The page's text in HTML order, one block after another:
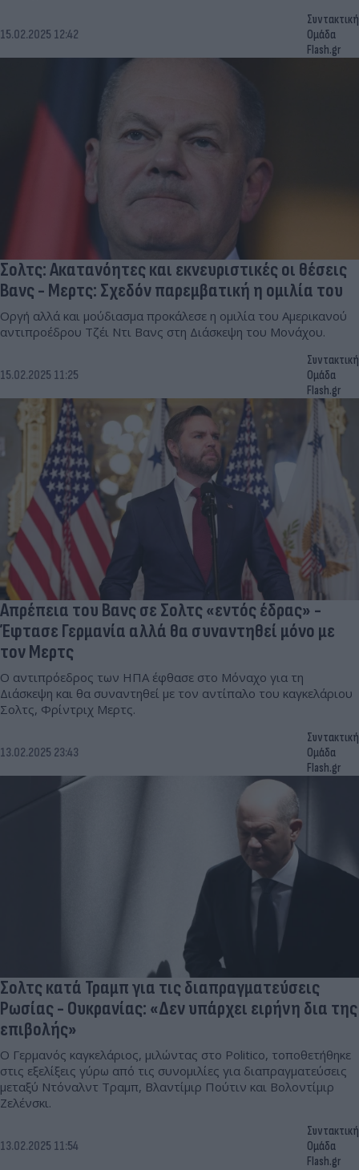
15.02.2025 12:42
Συντακτική
Ομάδα
Flash.gr
Σολτς: Ακατανόητες και εκνευριστικές οι θέσεις
Βανς - Μερτς: Σχεδόν παρεμβατική η ομιλία του
Οργή αλλά και μούδιασμα προκάλεσε η ομιλία του Αμερικανού
αντιπροέδρου Τζέι Ντι Βανς στη Διάσκεψη του Μονάχου.
15.02.2025 11:25
Συντακτική
Ομάδα
Flash.gr
Απρέπεια του Βανς σε Σολτς «εντός έδρας» -
Έφτασε Γερμανία αλλά θα συναντηθεί μόνο με
τον Μερτς
Ο αντιπρόεδρος των ΗΠΑ έφθασε στο Μόναχο για τη
Διάσκεψη και θα συναντηθεί με τον αντίπαλο του καγκελάριου
Σολτς, Φρίντριχ Μερτς.
13.02.2025 23:43
Συντακτική
Ομάδα
Flash.gr
Σολτς κατά Τραμπ για τις διαπραγματεύσεις
Ρωσίας - Ουκρανίας: «Δεν υπάρχει ειρήνη δια της
επιβολής»
Ο Γερμανός καγκελάριος, μιλώντας στο Politico, τοποθετήθηκε
στις εξελίξεις γύρω από τις συνομιλίες για διαπραγματεύσεις
μεταξύ Ντόναλντ Τραμπ, Βλαντίμιρ Πούτιν και Βολοντίμιρ
Ζελένσκι.
13.02.2025 11:54
Συντακτική
Ομάδα
Flash.gr